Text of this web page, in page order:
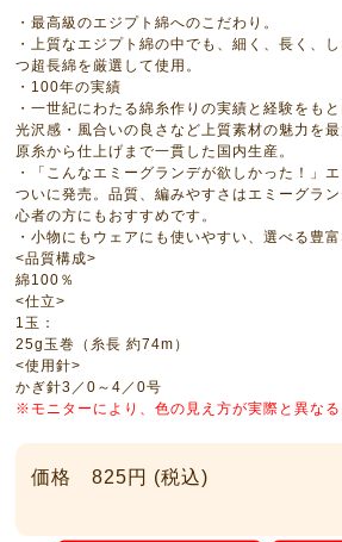
・最高級のエジプト綿へのこだわり。
・上質なエジプト綿の中でも、細く、長く、
つ超長綿を厳選して使用。
・100年の実績
・一世紀にわたる綿糸作りの実績と経験をも
光沢感・風合いの良さなど上質素材の魅力を最
原糸から仕上げまで一貫した国内生産。
・「こんなエミーグランデが欲しかった！」
ついに発売。品質、編みやすさはエミーグラ
心者の方にもおすすめです。
・小物にもウェアにも使いやすい、選べる豊富
<品質構成>
綿100％
<仕立>
1玉：
25g玉巻（糸長 約74m）
<使用針>
かぎ針3／0～4／0号
※モニターにより、色の見え方が実際と異な
価格 825円 (税込)